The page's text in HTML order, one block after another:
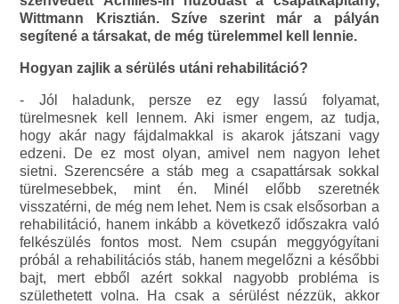
Wittmann Krisztián. Szíve szerint már a pályán
segítené a társakat, de még türelemmel kell lennie.
Hogyan zajlik a sérülés utáni rehabilitáció?
- Jól haladunk, persze ez egy lassú folyamat,
türelmesnek kell lennem. Aki ismer engem, az tudja,
hogy akár nagy fájdalmakkal is akarok játszani vagy
edzeni. De ez most olyan, amivel nem nagyon lehet
sietni. Szerencsére a stáb meg a csapattársak sokkal
türelmesebbek, mint én. Minél előbb szeretnék
visszatérni, de még nem lehet. Nem is csak elsősorban a
rehabilitáció, hanem inkább a következő időszakra való
felkészülés fontos most. Nem csupán meggyógyítani
próbál a rehabilitációs stáb, hanem megelőzni a későbbi
bajt, mert ebből azért sokkal nagyobb probléma is
születhetett volna. Ha csak a sérülést nézzük, akkor